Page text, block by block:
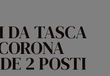
DA TASCA
2 POSTI